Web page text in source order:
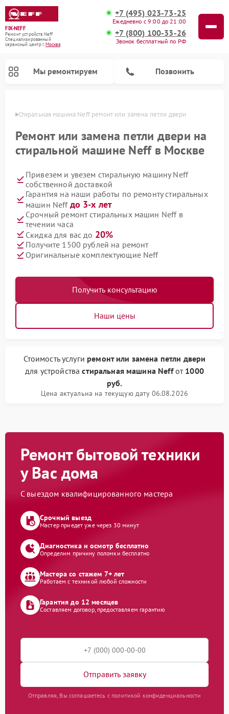
FIX-NEFF
Ремонт устройств Neff
Специализированный
cервисный центр г.Москва
+7 (495) 023-73-25
Ежедневно с 9:00 до 21:00
+7 (800) 100-33-26
Звонок бесплатный по РФ
Мы ремонтируем Позвонить
Стиральная машина Neff ремонт или замена петли двери
Ремонт или замена петли двери на
стиральной машине Neff в Москве
Привезем и увезем стиральную машину Neff
собственной доставкой
Гарантия на наши работы по ремонту стиральных
машин Neff до 3-х лет
Срочный ремонт стиральных машин Neff в
течении часа
Скидка для вас до 20%
Получите 1500 рублей на ремонт
Оригинальные комплектующие Neff
Получить консультацию
Наши цены
Стоимость услуги ремонт или замена петли двери
для устройствастиральная машина Neffот 1000
руб.
Цена актуальна на текущую дату 06.08.2026
Ремонт бытовой техники
у Вас дома
С выездом квалифицированного мастера
Срочный выезд
Мастер приедет уже через 30 минут
Диагностика и осмотр бесплатно
Определим причину поломки бесплатно
Мастера со стажем 7+ лет
Работаем с техникой любой сложности
Гарантия до 12 месяцев
Составляем договор, предоставляем гарантию
Отправить заявку
Отправляя, Вы соглашаетесь с политикой конфиденциальности